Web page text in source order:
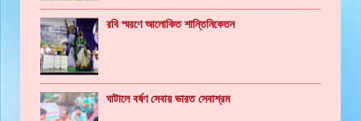
রবি স্মরণে আলোকিত শান্তিনিকেতন
ঘাটালে বর্ষণ সেবায় ভারত সেবাশ্রম